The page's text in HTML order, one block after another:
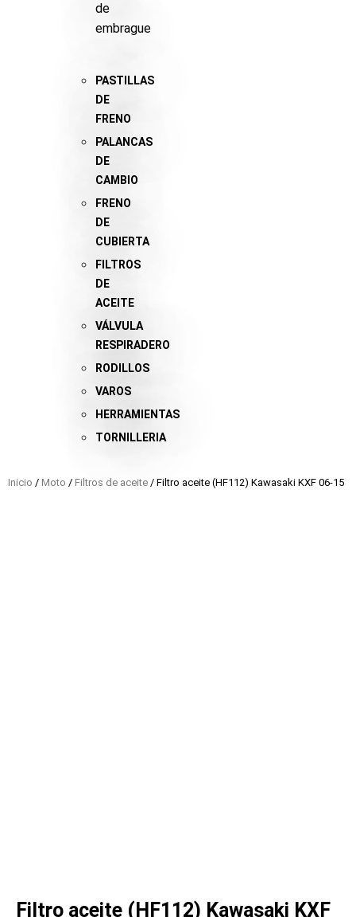
de
embrague
PASTILLAS
DE
FRENO
PALANCAS
DE
CAMBIO
FRENO
DE
CUBIERTA
FILTROS
DE
ACEITE
VÁLVULA
RESPIRADERO
RODILLOS
VAROS
HERRAMIENTAS
TORNILLERIA
Inicio / Moto / Filtros de aceite / Filtro aceite (HF112) Kawasaki KXF 06-15
Filtro aceite (HF112) Kawasaki KXF